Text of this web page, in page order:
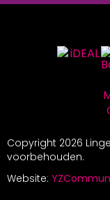
Copyright 2026
voorbehouden.
Website: